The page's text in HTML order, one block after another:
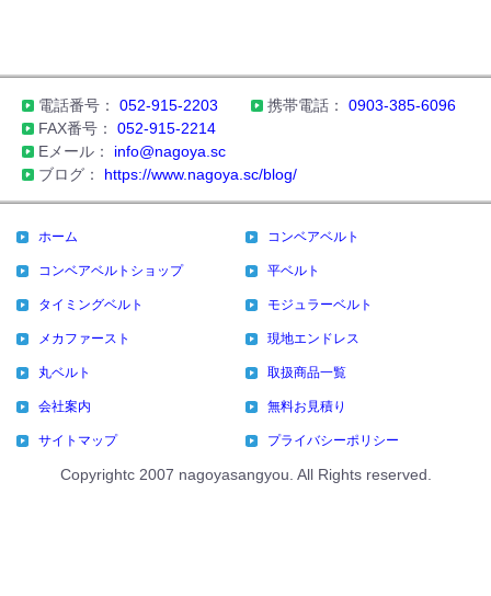
電話番号： 052-915-2203 携帯電話： 0903-385-6096
FAX番号： 052-915-2214
Eメール： info@nagoya.sc
ブログ： https://www.nagoya.sc/blog/
ホーム コンベアベルト
コンベアベルトショップ 平ベルト
タイミングベルト モジュラーベルト
メカファースト 現地エンドレス
丸ベルト 取扱商品一覧
会社案内 無料お見積り
サイトマップ プライバシーポリシー
Copyrightc 2007 nagoyasangyou. All Rights reserved.